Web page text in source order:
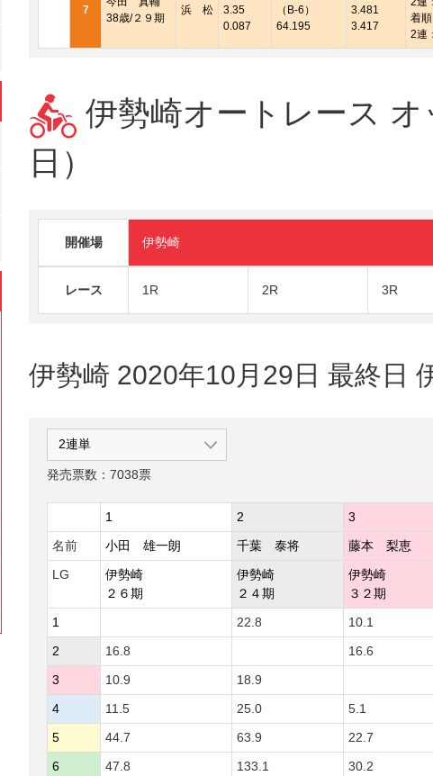
7
38歳/２９期
浜 松
3.35
0.087
（B-6）
64.195
3.481
3.417
着
2連
伊勢崎オートレース
日）
開催場 伊勢崎
レース 1R 2R 3R
伊勢崎 2020年10月29日 最終日
発売票数：7038票
1 2 3
名前
小田 雄一朗 千葉 泰将 藤本 梨恵
LG
伊勢崎
２６期
伊勢崎
２４期
伊勢崎
３２期
1 22.8 10.1
2
16.8 16.6
3
10.9 18.9
4
11.5 25.0 5.1
5
44.7 63.9 22.7
6
47.8 133.1 30.2